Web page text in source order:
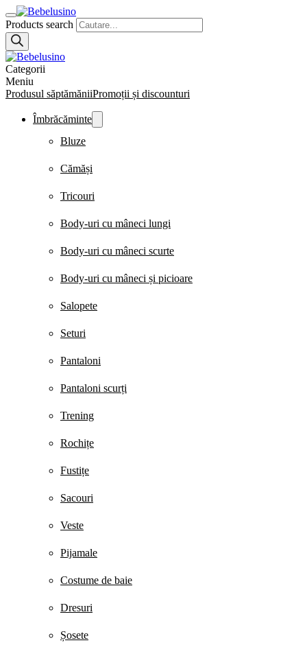
Products search
Categorii
Meniu
Produsul săptămăniiPromoții și discounturi
Îmbrăcăminte
Bluze
Cămăși
Tricouri
Body-uri cu mâneci lungi
Body-uri cu mâneci scurte
Body-uri cu mâneci și picioare
Salopete
Seturi
Pantaloni
Pantaloni scurți
Trening
Rochițe
Fustițe
Sacouri
Veste
Pijamale
Costume de baie
Dresuri
Șosete